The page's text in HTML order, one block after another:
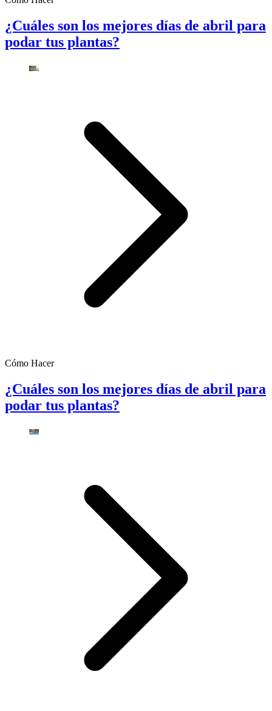
¿Cuáles son los mejores días de abril para
podar tus plantas?
Cómo Hacer
¿Cuáles son los mejores días de abril para
podar tus plantas?